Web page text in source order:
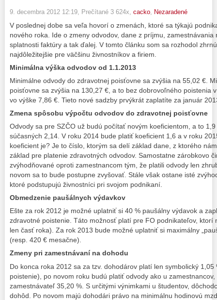
9. decembra 2012 12:19 , Prečítané 3 624x, cacko Nezaradené
V poslednej dobe sa veľa hovorí o zmenách, ktoré sa týkajú
nového roka. Ide o zmeny odvodov, dane z príjmu, zamestnávania
splatnosti faktúry a tak ďalej. V tomto článku som sa rozhodol
najdôležitejšie pre väčšinu živnostníkov a firiem.
Minimálna výška odvodov od 1.1.2013
Minimálne odvody do zdravotnej poisťovne sa zvýšia na 55,02 €.
poisťovne sa zvýšia na 130,27 €, a to bez dobrovoľného poistenia
vo výške 7,86 €. Tieto nové sadzby prvýkrát zaplatíte za január
Zmena spôsobu výpočtu odvodov do zdravotnej poisťovne
Odvody sa pre SZČO už budú počítať novým koeficientom, a to
súčasných 2,14. V roku 2014 bude platiť koeficient 1,6 a v roku
koeficient je? Je to číslo, ktorým sa delí základ dane, z ktorého
základ pre platenie zdravotných odvodov. Samostatne zárobkovo
zvýhodňované oproti zamestnancom tým, že platili odvody len
novom sa to bude postupne zvyšovať. Stále však ostane isté
ktoré podstupujú živnostníci pri svojom podnikaní.
Obmedzenie paušálnych výdavkov
Ešte za rok 2012 je možné uplatniť si 40 % paušálny výdavok a
zdravotné poistenie. Táto možnosť platí pre FO podnikateľov, ktorí
len časť roka). Za rok 2013 bude možné uplatniť si maximálny
(resp. 420 € mesačne).
Zmeny pri zamestnávaní na dohodu
Do konca roka 2012 sa za tzv. dohodárov platí len symbolický
poistenie), po novom roku budú platiť odvody ako u
zamestnávateľ 35,20 %. S určitými výnimkami u študentov,
dohôd. Po novom majú dohodári právo na minimálnu hodinovú